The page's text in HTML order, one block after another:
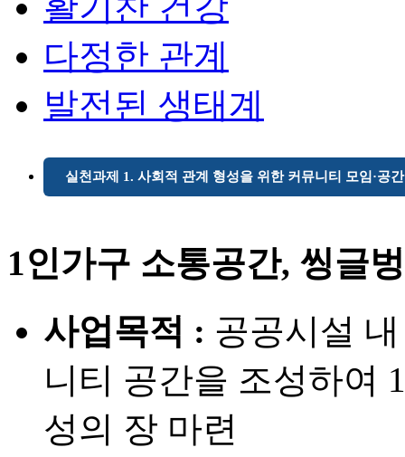
다정한 관계
발전된 생태계
실천과제 1. 사회적 관계 형성을 위한 커뮤니티 모임·공
1인가구 소통공간, 씽글
사업목적 : 공공시설
니티 공간을 조성하여
성의 장 마련